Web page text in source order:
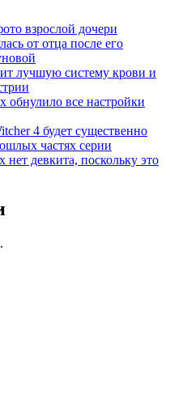
взрослой дочери
от отца после его
лучшую систему крови и
обнулило все настройки
4 будет существенно
частях серии
девкита, поскольку это